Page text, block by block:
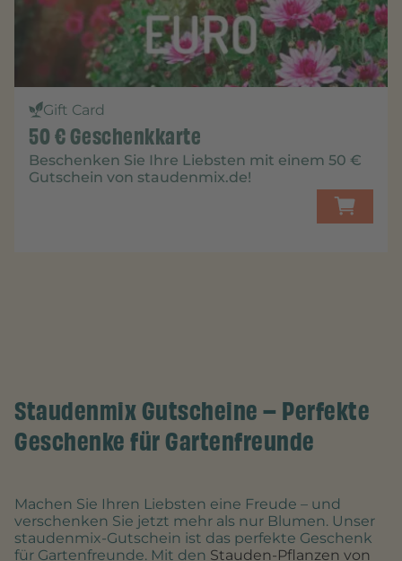
Gift Card
50 € Geschenkkarte
Beschenken Sie Ihre Liebsten mit einem 50 €
Gutschein von staudenmix.de!
Staudenmix Gutscheine – Perfekte
Geschenke für Gartenfreunde
Machen Sie Ihren Liebsten eine Freude – und
verschenken Sie jetzt mehr als nur Blumen. Unser
staudenmix-Gutschein ist das perfekte Geschenk
für Gartenfreunde. Mit den Stauden-Pflanzen von